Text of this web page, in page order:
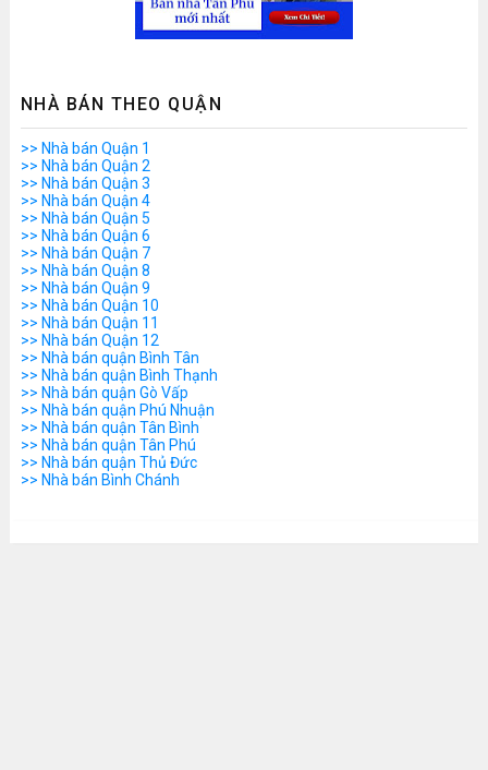
NHÀ BÁN THEO QUẬN
>> Nhà bán Quận 1
>> Nhà bán Quận 2
>> Nhà bán Quận 3
>> Nhà bán Quận 4
>> Nhà bán Quận 5
>> Nhà bán Quận 6
>> Nhà bán Quận 7
>> Nhà bán Quận 8
>> Nhà bán Quận 9
>> Nhà bán Quận 10
>> Nhà bán Quận 11
>> Nhà bán Quận 12
>> Nhà bán quận Bình Tân
>> Nhà bán quận Bình Thạnh
>> Nhà bán quận Gò Vấp
>> Nhà bán quận Phú Nhuận
>> Nhà bán quận Tân Bình
>> Nhà bán quận Tân Phú
>> Nhà bán quận Thủ Đức
>> Nhà bán Bình Chánh